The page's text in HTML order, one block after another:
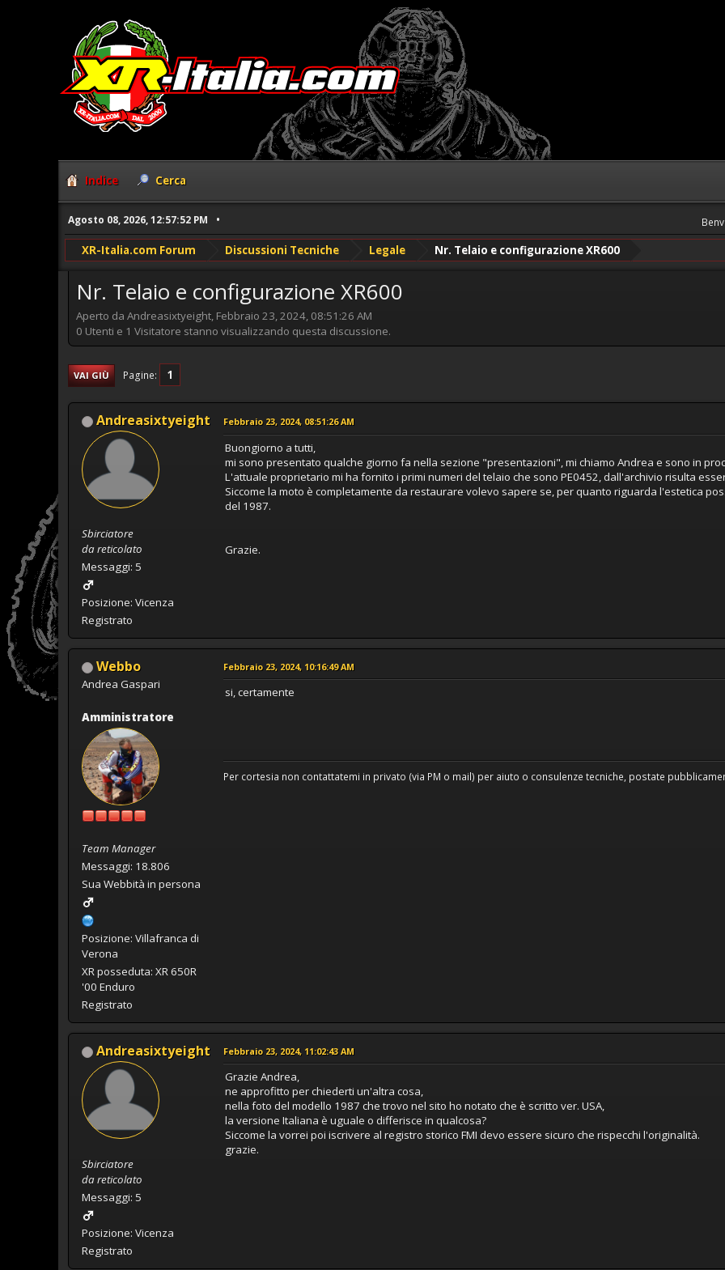
Indice Cerca
Agosto 08, 2026, 12:57:52 PM
XR-Italia.com Forum Discussioni Tecniche Legale Nr. Telaio e configurazione XR600
Nr. Telaio e configurazione XR600
Aperto da Andreasixtyeight, Febbraio 23, 2024, 08:51:26 AM
0 Utenti e 1 Visitatore stanno visualizzando questa discussione.
VAI GIÙ Pagine 1
Andreasixtyeight
Sbirciatore
da reticolato
Messaggi: 5
Posizione: Vicenza
Registrato
Febbraio 23, 2024, 08:51:26 AM
Buongiorno a tutti,
mi sono presentato qualche giorno fa nella sezione "presentazioni", mi chiamo Andrea e sono in
L'attuale proprietario mi ha fornito i primi numeri del telaio che sono PE0452, dall'archivio risulta
Siccome la moto è completamente da restaurare volevo sapere se, per quanto riguarda l'estetica
del 1987.
Grazie.
Webbo
Andrea Gaspari
Amministratore
Team Manager
Messaggi: 18.806
Sua Webbità in persona
Posizione: Villafranca di
Verona
XR posseduta: XR 650R
'00 Enduro
Registrato
Febbraio 23, 2024, 10:16:49 AM
si, certamente
Per cortesia non contattatemi in privato (via PM o mail) per aiuto o consulenze tecniche, postate
Andreasixtyeight
Sbirciatore
da reticolato
Messaggi: 5
Posizione: Vicenza
Registrato
Febbraio 23, 2024, 11:02:43 AM
Grazie Andrea,
ne approfitto per chiederti un'altra cosa,
nella foto del modello 1987 che trovo nel sito ho notato che è scritto ver. USA,
la versione Italiana è uguale o differisce in qualcosa?
Siccome la vorrei poi iscrivere al registro storico FMI devo essere sicuro che rispecchi l'originalità.
grazie.